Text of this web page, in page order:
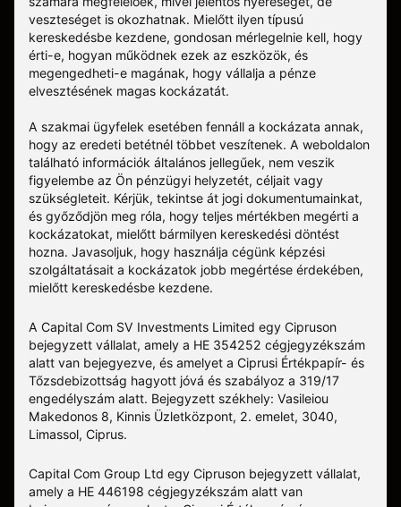
veszteséget is okozhatnak. Mielőtt ilyen típusú
kereskedésbe kezdene, gondosan mérlegelnie kell, hogy
érti-e, hogyan működnek ezek az eszközök, és
megengedheti-e magának, hogy vállalja a pénze
elvesztésének magas kockázatát.
A szakmai ügyfelek esetében fennáll a kockázata annak,
hogy az eredeti betétnél többet veszítenek. A weboldalon
található információk általános jellegűek, nem veszik
figyelembe az Ön pénzügyi helyzetét, céljait vagy
szükségleteit. Kérjük, tekintse át jogi dokumentumainkat,
és győződjön meg róla, hogy teljes mértékben megérti a
kockázatokat, mielőtt bármilyen kereskedési döntést
hozna. Javasoljuk, hogy használja cégünk képzési
szolgáltatásait a kockázatok jobb megértése érdekében,
mielőtt kereskedésbe kezdene.
A Capital Com SV Investments Limited egy Cipruson
bejegyzett vállalat, amely a HE 354252 cégjegyzékszám
alatt van bejegyezve, és amelyet a Ciprusi Értékpapír- és
Tőzsdebizottság hagyott jóvá és szabályoz a 319/17
engedélyszám alatt. Bejegyzett székhely: Vasileiou
Makedonos 8, Kinnis Üzletközpont, 2. emelet, 3040,
Limassol, Ciprus.
Capital Com Group Ltd egy Cipruson bejegyzett vállalat,
amely a ΗΕ 446198 cégjegyzékszám alatt van